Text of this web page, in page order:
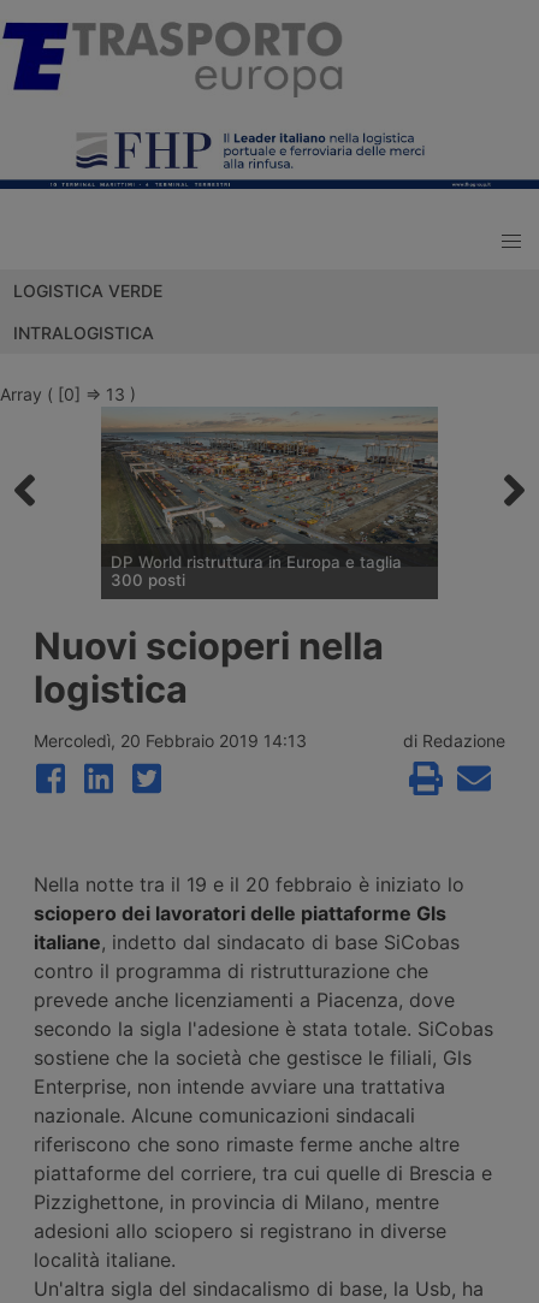
LOGISTICA VERDE
INTRALOGISTICA
Array ( [0] => 13 )
DP World ristruttura in Europa e taglia
300 posti
attività europee dopo l’uscita di tre dirigenti
senior, mentre Londra e Anversa registrano
volumi record e il gruppo prosegue gli
investimenti tra Svizzera, Golfo, Siria e
Nuovi scioperi nella
logistica
Mercoledì, 20 Febbraio 2019 14:13 di Redazione
Nella notte tra il 19 e il 20 febbraio è iniziato lo
sciopero dei lavoratori delle piattaforme Gls
italiane, indetto dal sindacato di base SiCobas
contro il programma di ristrutturazione che
prevede anche licenziamenti a Piacenza, dove
secondo la sigla l'adesione è stata totale. SiCobas
sostiene che la società che gestisce le filiali, Gls
Enterprise, non intende avviare una trattativa
nazionale. Alcune comunicazioni sindacali
riferiscono che sono rimaste ferme anche altre
piattaforme del corriere, tra cui quelle di Brescia e
Pizzighettone, in provincia di Milano, mentre
adesioni allo sciopero si registrano in diverse
località italiane.
Un'altra sigla del sindacalismo di base, la Usb, ha